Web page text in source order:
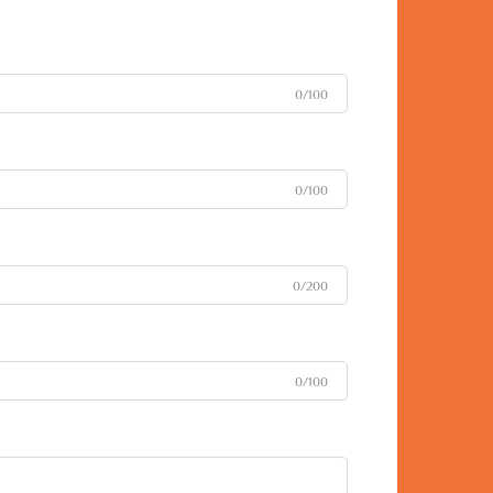
0/100
0/100
0/200
0/100